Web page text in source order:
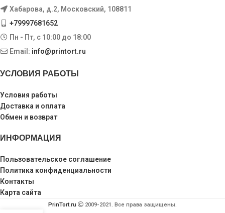
Хабарова, д.2, Московский, 108811
+79997681652
Пн - Пт, с 10:00 до 18:00
Email: info@printort.ru
УСЛОВИЯ РАБОТЫ
Условия работы
Доставка и оплата
Обмен и возврат
ИНФОРМАЦИЯ
Пользовательское соглашение
Политика конфиденциальности
Контакты
Карта сайта
PrinTort.ru 2009-2021. Все права защищены.